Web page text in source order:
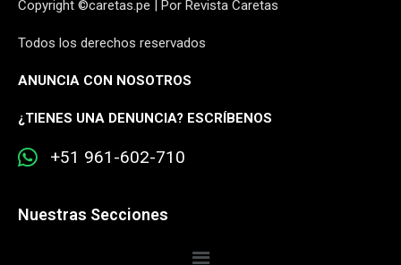
Copyright ©caretas.pe | Por Revista Caretas
Todos los derechos reservados
ANUNCIA CON NOSOTROS
¿TIENES UNA DENUNCIA? ESCRÍBENOS
+51 961-602-710
Nuestras Secciones